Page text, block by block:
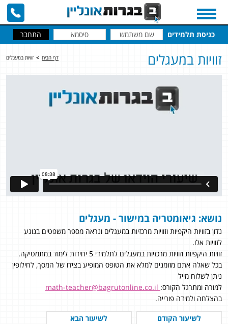
כניסת תלמידים
דף הבית > זוויות במעגלים זוויות במעגלים
נושא: גיאומטריה במישור - מעגלים
נדון בזוויות היקפיות וזוויות מרכזיות במעגלים ונראה מספר משפטים בנוגע
לזוויות אלו.
זוויות היקפיות וזוויות מרכזיות במעגלים לתלמידי 5 יחידות לימוד במתמטיקה.
בכל שאלה אתם מוזמנים למלא את הטופס המופיע בצידו של המסך, לחילופין
ניתן לשלוח מייל
למורה ומתרגל הקורס:
בהצלחה ולמידה פורייה.
לשיעור הקודם
לשיעור הבא